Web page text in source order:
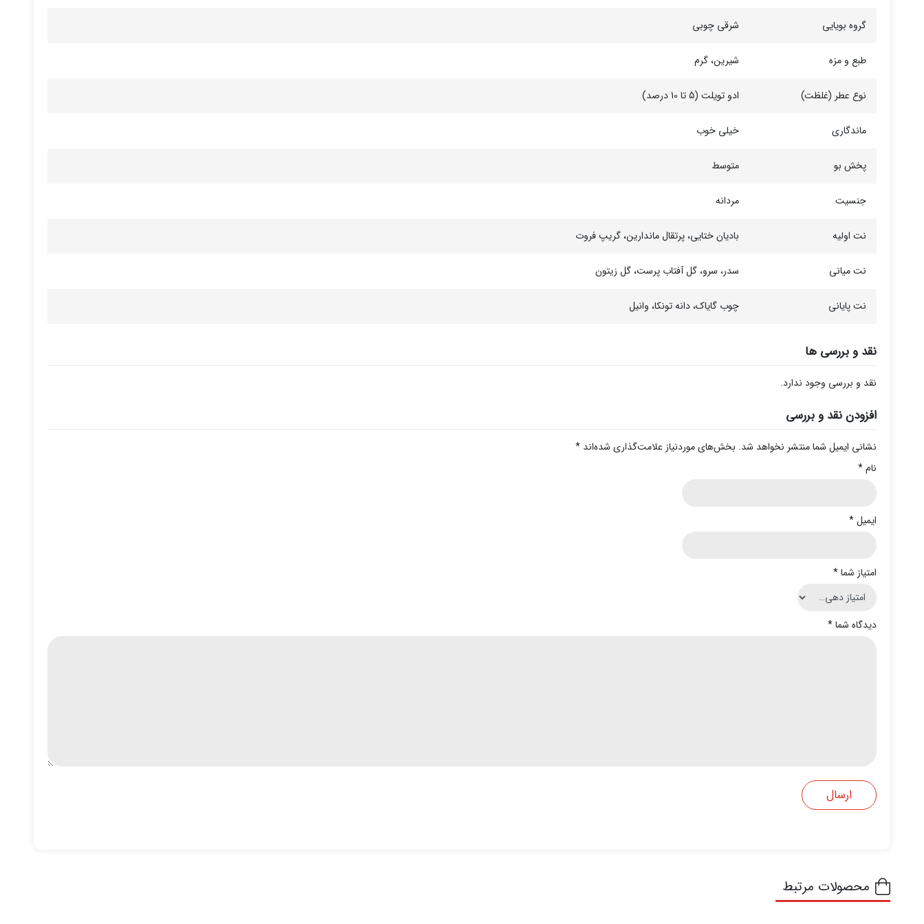
گروه بویایی شرقی چوبی
طبع و مزه شیرین، گرم
نوع عطر (غلظت) ادو تویلت (5 تا 10 درصد)
ماندگاری خیلی خوب
پخش بو متوسط
جنسیت مردانه
نت اولیه بادیان ختایی، پرتقال ماندارین، گریپ فروت
نت میانی سدر، سرو، گل آفتاب پرست، گل زیتون
نت پایانی چوب گایاک، دانه تونکا، وانیل
نقد و بررسی ها
نقد و بررسی وجود ندارد.
افزودن نقد و بررسی
نشانی ایمیل شما منتشر نخواهد شد. بخش‌های موردنیاز علامت‌گذاری شده‌اند *
نام*
ایمیل*
امتیاز شما*
دیدگاه شما*
محصولات مرتبط